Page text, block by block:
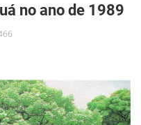
no ano de 1989